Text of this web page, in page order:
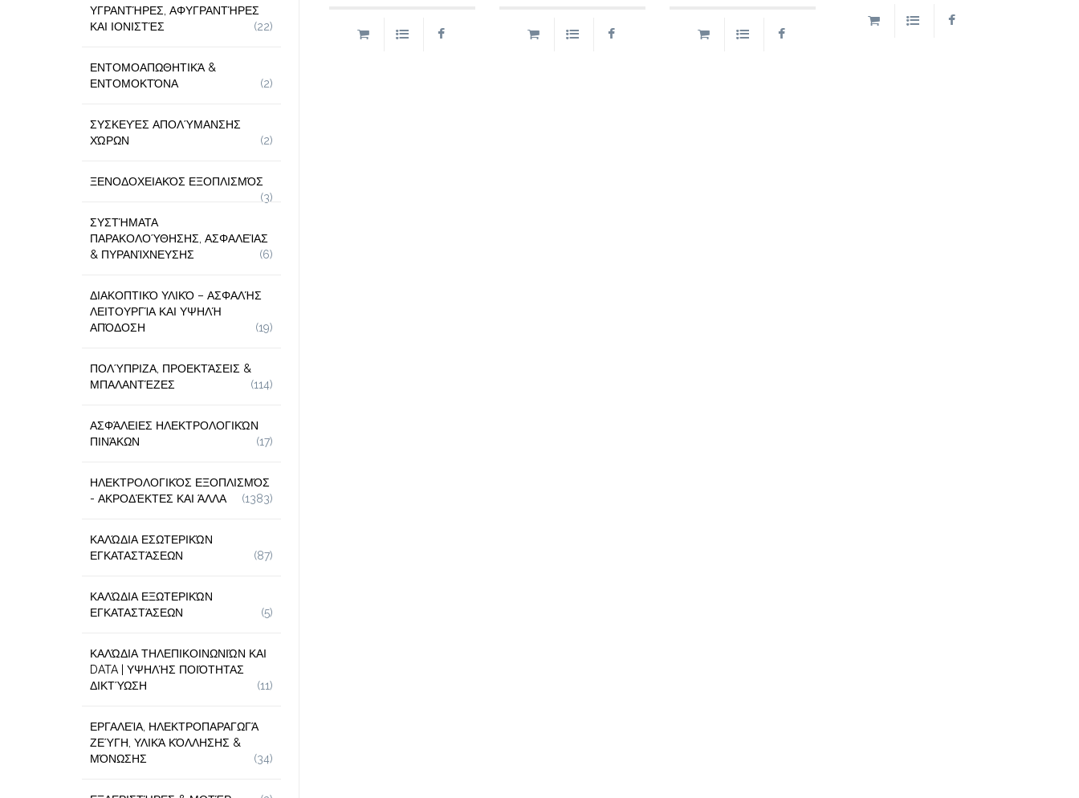
ΥΓΡΑΝΤΉΡΕΣ, ΑΦΥΓΡΑΝΤΉΡΕΣ
ΚΑΙ ΙΟΝΙΣΤΈΣ
(22)
ΕΝΤΟΜΟΑΠΩΘΗΤΙΚΆ &
ΕΝΤΟΜΟΚΤΌΝΑ
(2)
ΣΥΣΚΕΥΈΣ ΑΠΟΛΎΜΑΝΣΗΣ
ΧΏΡΩΝ
(2)
ΞΕΝΟΔΟΧΕΙΑΚΌΣ ΕΞΟΠΛΙΣΜΌΣ
(3)
ΣΥΣΤΉΜΑΤΑ
ΠΑΡΑΚΟΛΟΎΘΗΣΗΣ, ΑΣΦΑΛΕΊΑΣ
& ΠΥΡΑΝΊΧΝΕΥΣΗΣ
(6)
ΔΙΑΚΟΠΤΙΚΌ ΥΛΙΚΌ – ΑΣΦΑΛΉΣ
ΛΕΙΤΟΥΡΓΊΑ ΚΑΙ ΥΨΗΛΉ
ΑΠΌΔΟΣΗ
(19)
ΠΟΛΎΠΡΙΖΑ, ΠΡΟΕΚΤΆΣΕΙΣ &
ΜΠΑΛΑΝΤΈΖΕΣ
(114)
ΑΣΦΆΛΕΙΕΣ ΗΛΕΚΤΡΟΛΟΓΙΚΏΝ
ΠΙΝΆΚΩΝ
(17)
ΗΛΕΚΤΡΟΛΟΓΙΚΌΣ ΕΞΟΠΛΙΣΜΌΣ
- ΑΚΡΟΔΈΚΤΕΣ ΚΑΙ ΆΛΛΑ
(1383)
ΚΑΛΏΔΙΑ ΕΣΩΤΕΡΙΚΏΝ
ΕΓΚΑΤΑΣΤΆΣΕΩΝ
(87)
ΚΑΛΏΔΙΑ ΕΞΩΤΕΡΙΚΏΝ
ΕΓΚΑΤΑΣΤΆΣΕΩΝ
(5)
ΚΑΛΏΔΙΑ ΤΗΛΕΠΙΚΟΙΝΩΝΙΏΝ ΚΑΙ
DATA | ΥΨΗΛΉΣ ΠΟΙΌΤΗΤΑΣ
ΔΙΚΤΎΩΣΗ
(11)
ΕΡΓΑΛΕΊΑ, ΗΛΕΚΤΡΟΠΑΡΑΓΩΓΆ
ΖΕΎΓΗ, ΥΛΙΚΆ ΚΌΛΛΗΣΗΣ &
ΜΌΝΩΣΗΣ
(34)